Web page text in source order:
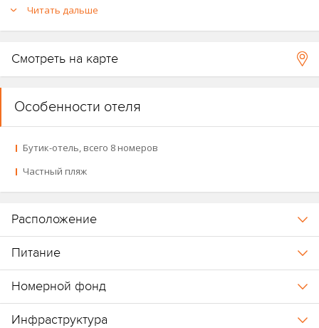
Читать дальше
Смотреть на карте
Особенности отеля
Бутик-отель, всего 8 номеров
Частный пляж
Расположение
Питание
Номерной фонд
Инфраструктура